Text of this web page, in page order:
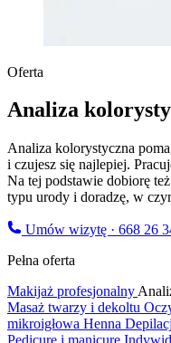
Oferta
Analiza
Analiza kolorystyczna
i czujesz się najlepiej.
Na tej podstawie dobiorę
typu urody i doradzę, w
Umów wizytę · 668 26
Pełna oferta
Makijaż profesjonalny
Masaż twarzy i dekoltu
mikroigłowa Henna